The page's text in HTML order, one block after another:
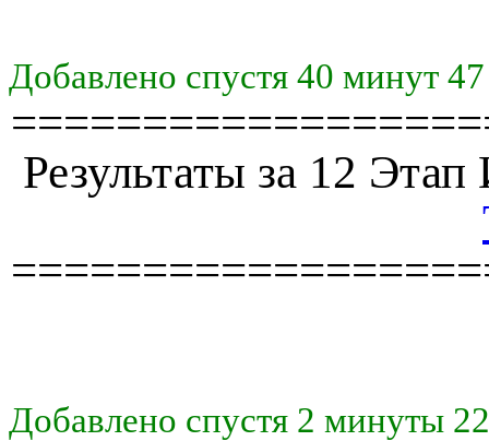
Добавлено спустя 40 минут
Результаты за 12
Добавлено спустя 2 минуты